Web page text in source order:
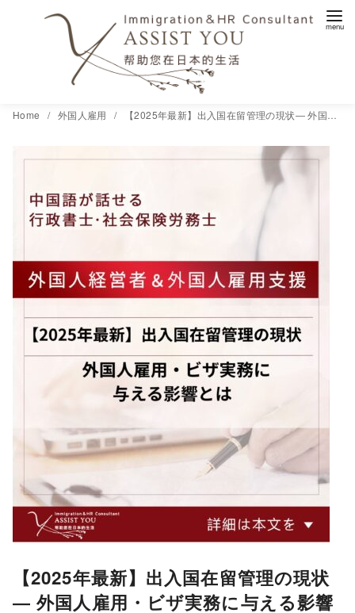
Home 外国人雇用 【2025年最新】出入国在留管理の現状― 外国人雇用・ビザ実務に与える影響とは ―
【2025年最新】出入国在留管理の現状
― 外国人雇用・ビザ実務に与える影響